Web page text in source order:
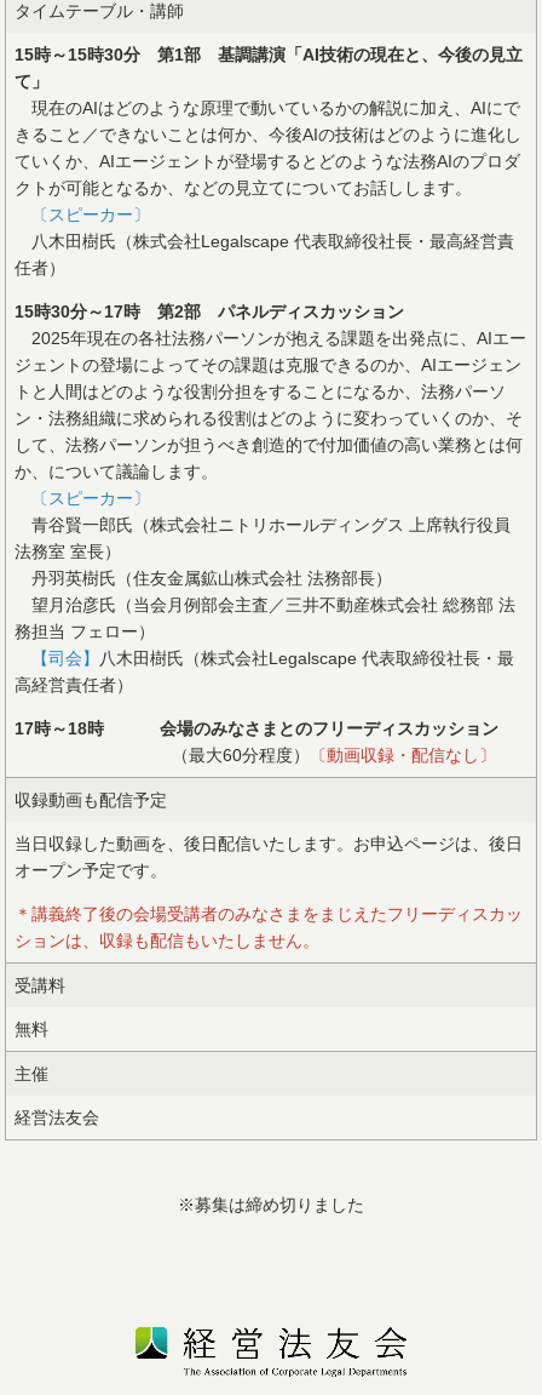
タイムテーブル・講師
15時～15時30分 第1部 基調講演「AI技術の現在と、今後の見立
て」
現在のAIはどのような原理で動いているかの解説に加え、AIにで
きること／できないことは何か、今後AIの技術はどのように進化し
ていくか、AIエージェントが登場するとどのような法務AIのプロダ
クトが可能となるか、などの見立てについてお話しします。
〔スピーカー〕
八木田樹氏（株式会社Legalscape 代表取締役社長・最高経営責
任者）
15時30分～17時 第2部 パネルディスカッション
2025年現在の各社法務パーソンが抱える課題を出発点に、AIエー
ジェントの登場によってその課題は克服できるのか、AIエージェン
トと人間はどのような役割分担をすることになるか、法務パーソ
ン・法務組織に求められる役割はどのように変わっていくのか、そ
して、法務パーソンが担うべき創造的で付加価値の高い業務とは何
か、について議論します。
〔スピーカー〕
青谷賢一郎氏（株式会社ニトリホールディングス 上席執行役員
法務室 室長）
丹羽英樹氏（住友金属鉱山株式会社 法務部長）
望月治彦氏（当会月例部会主査／三井不動産株式会社 総務部 法
務担当 フェロー）
【司会】 八木田樹氏（株式会社Legalscape 代表取締役社長・最
高経営責任者）
17時～18時
会場のみなさまとのフリーディスカッション
（最大60分程度）
〔動画収録・配信なし〕
収録動画も配信予定
当日収録した動画を、後日配信いたします。お申込ページは、後日
オープン予定です。
＊講義終了後の会場受講者のみなさまをまじえたフリーディスカッ
ションは、収録も配信もいたしません。
受講料
無料
主催
経営法友会
※募集は締め切りました